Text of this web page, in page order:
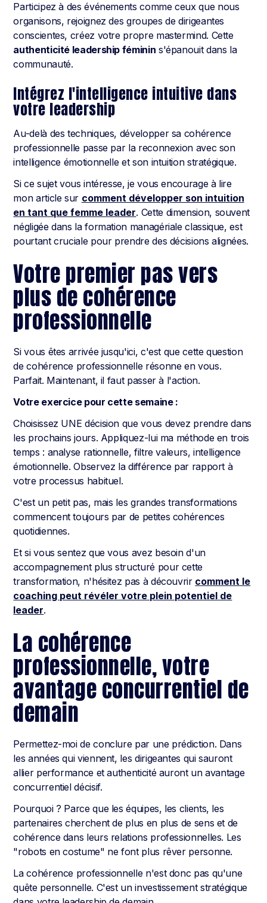
Participez à des événements comme ceux que nous
organisons, rejoignez des groupes de dirigeantes
conscientes, créez votre propre mastermind. Cette
authenticité leadership féminin s'épanouit dans la
communauté.
Intégrez l'intelligence intuitive dans
votre leadership
Au-delà des techniques, développer sa cohérence
professionnelle passe par la reconnexion avec son
intelligence émotionnelle et son intuition stratégique.
Si ce sujet vous intéresse, je vous encourage à lire
mon article sur comment développer son intuition
en tant que femme leader. Cette dimension, souvent
négligée dans la formation managériale classique, est
pourtant cruciale pour prendre des décisions alignées.
Votre premier pas vers
plus de cohérence
professionnelle
Si vous êtes arrivée jusqu'ici, c'est que cette question
de cohérence professionnelle résonne en vous.
Parfait. Maintenant, il faut passer à l'action.
Votre exercice pour cette semaine :
Choisissez UNE décision que vous devez prendre dans
les prochains jours. Appliquez-lui ma méthode en trois
temps : analyse rationnelle, filtre valeurs, intelligence
émotionnelle. Observez la différence par rapport à
votre processus habituel.
C'est un petit pas, mais les grandes transformations
commencent toujours par de petites cohérences
quotidiennes.
Et si vous sentez que vous avez besoin d'un
accompagnement plus structuré pour cette
transformation, n'hésitez pas à découvrir comment le
coaching peut révéler votre plein potentiel de
leader.
La cohérence
professionnelle, votre
avantage concurrentiel de
demain
Permettez-moi de conclure par une prédiction. Dans
les années qui viennent, les dirigeantes qui sauront
allier performance et authenticité auront un avantage
concurrentiel décisif.
Pourquoi ? Parce que les équipes, les clients, les
partenaires cherchent de plus en plus de sens et de
cohérence dans leurs relations professionnelles. Les
"robots en costume" ne font plus rêver personne.
La cohérence professionnelle n'est donc pas qu'une
quête personnelle. C'est un investissement stratégique